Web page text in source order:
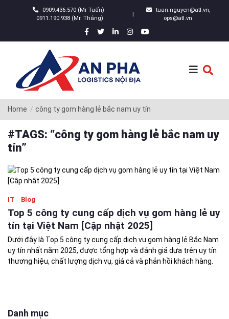
0909.436.570 (Mr Tuấn) -
0911.190.938 (Mr. Thắng)
|
tuan.nguyen@atl.vn,
ops@atl.vn
Home công ty gom hàng lẻ bắc nam uy tín
#TAGS: “công ty gom hàng lẻ bắc nam uy
tín”
IT Blog
Top 5 công ty cung cấp dịch vụ gom hàng lẻ uy
tín tại Việt Nam [Cập nhật 2025]
Dưới đây là Top 5 công ty cung cấp dịch vụ gom hàng lẻ Bắc Nam
uy tín nhất năm 2025, được tổng hợp và đánh giá dựa trên uy tín
thương hiệu, chất lượng dịch vụ, giá cả và phản hồi khách hàng.
Danh mục